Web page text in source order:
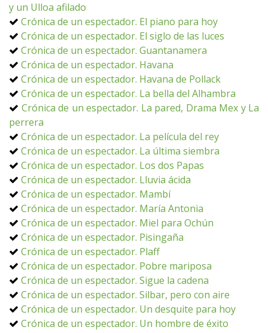
y un Ulloa afilado
Crónica de un espectador. El piano para hoy
Crónica de un espectador. El siglo de las luces
Crónica de un espectador. Guantanamera
Crónica de un espectador. Havana
Crónica de un espectador. Havana de Pollack
Crónica de un espectador. La bella del Alhambra
Crónica de un espectador. La pared, Drama Mex y La
perrera
Crónica de un espectador. La película del rey
Crónica de un espectador. La última siembra
Crónica de un espectador. Los dos Papas
Crónica de un espectador. Lluvia ácida
Crónica de un espectador. Mambí
Crónica de un espectador. María Antonia
Crónica de un espectador. Miel para Ochún
Crónica de un espectador. Pisingaña
Crónica de un espectador. Plaff
Crónica de un espectador. Pobre mariposa
Crónica de un espectador. Sigue la cadena
Crónica de un espectador. Silbar, pero con aire
Crónica de un espectador. Un desquite para hoy
Crónica de un espectador. Un hombre de éxito